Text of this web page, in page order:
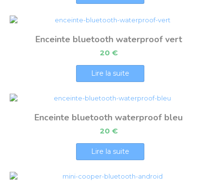
Enceinte bluetooth waterproof vert
20 €
Lire la suite
Enceinte bluetooth waterproof bleu
20 €
Lire la suite